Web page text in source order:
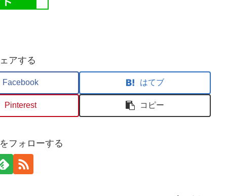
アする
Facebook はてブ
Pinterest コピー
フォローする